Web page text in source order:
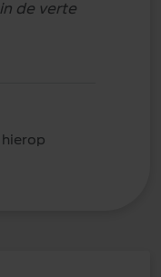
de verte
hierop